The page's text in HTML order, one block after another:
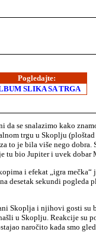
Pogledajte:
SLIKA SA TRGA
da se snalazimo kako
trgu u Skoplju
to je bila više nego dobra.
tu bio Jupiter i uvek dobar
i efekat „igra mečka“
desetak sekundi pogleda
Skoplja i njihovi gosti su
u Skoplju. Reakcije su
naročito kada smo